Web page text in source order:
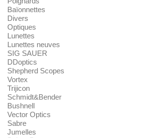
Baïonnettes
Divers
Optiques
Lunettes
Lunettes neuves
SIG SAUER
DDoptics
Shepherd Scopes
Vortex
Trijicon
Schmidt&Bender
Bushnell
Vector Optics
Sabre
Jumelles